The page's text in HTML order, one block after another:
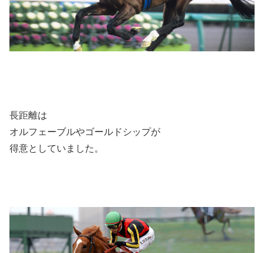
長距離は
オルフェーブルやゴールドシップが
得意としていました。